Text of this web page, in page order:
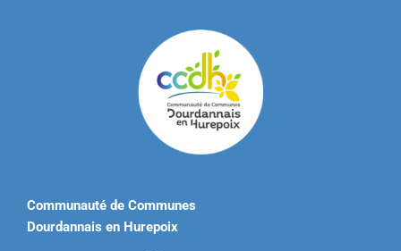
Communauté de Communes
Dourdannais en Hurepoix